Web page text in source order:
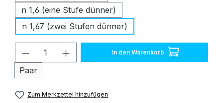
n 1,6 (eine Stufe dünner)
n 1,67 (zwei Stufen dünner)
Produkt Anzahl: Gib den
Paar
In den Warenkorb
Zum Merkzettel hinzufügen